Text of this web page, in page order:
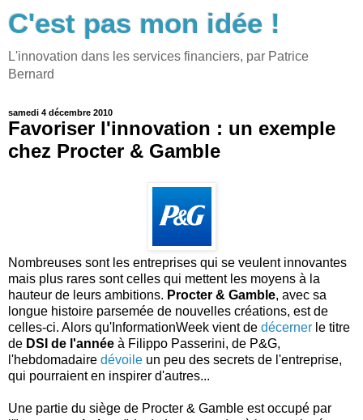
C'est pas mon idée !
L'innovation dans les services financiers, par Patrice
Bernard
samedi 4 décembre 2010
Favoriser l'innovation : un exemple
chez Procter & Gamble
Nombreuses sont les entreprises qui se veulent innovantes
mais plus rares sont celles qui mettent les moyens à la
hauteur de leurs ambitions. Procter & Gamble, avec sa
longue histoire parsemée de nouvelles créations, est de
celles-ci. Alors qu'InformationWeek vient de décerner le titre
de DSI de l'année à Filippo Passerini, de P&G,
l'hebdomadaire dévoile un peu des secrets de l'entreprise,
qui pourraient en inspirer d'autres...
Une partie du siège de Procter & Gamble est occupé par